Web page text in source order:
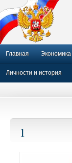
Главная Экономика
Личности и история
1